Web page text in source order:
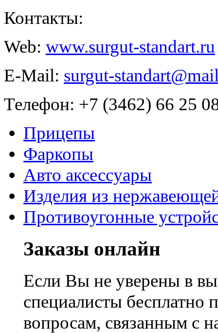
Контакты:
Web: www.surgut-standart.ru
E-Mail: surgut-
Телефон: +7 (3462) 66 25
Прицепы
Фаркопы
Авто аксессуары
Изделия из
Противоугонные
Заказы онлайн
Если Вы не уверены в
специалисты
вопросам, связанным с